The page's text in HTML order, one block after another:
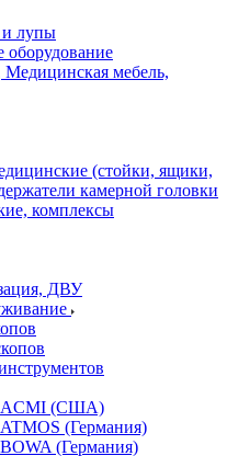
и лупы
оборудование
мебель,
(стойки, ящики,
камерной головки
комплексы
ДВУ
ACMI (США)
(Германия)
(Германия)